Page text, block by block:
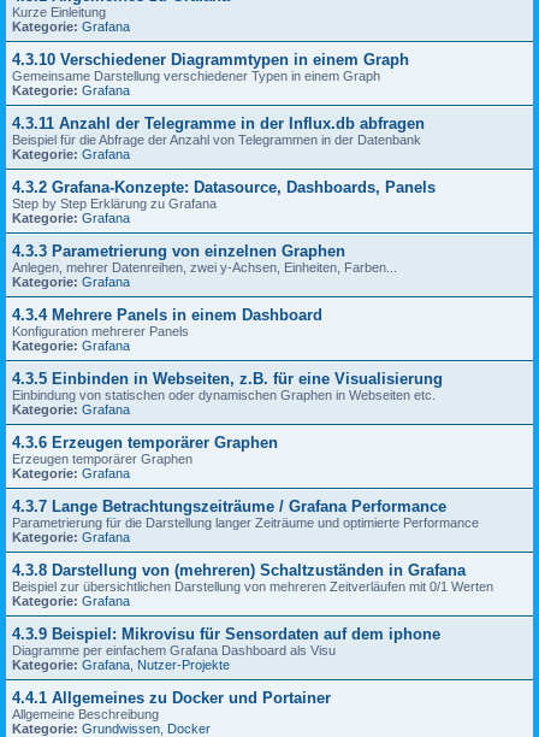
Kurze Einleitung
Kategorie: Grafana
4.3.10 Verschiedener Diagrammtypen in einem Graph
Gemeinsame Darstellung verschiedener Typen in einem Graph
Kategorie: Grafana
4.3.11 Anzahl der Telegramme in der Influx.db abfragen
Beispiel für die Abfrage der Anzahl von Telegrammen in der Datenbank
Kategorie: Grafana
4.3.2 Grafana-Konzepte: Datasource, Dashboards, Panels
Step by Step Erklärung zu Grafana
Kategorie: Grafana
4.3.3 Parametrierung von einzelnen Graphen
Anlegen, mehrer Datenreihen, zwei y-Achsen, Einheiten, Farben...
Kategorie: Grafana
4.3.4 Mehrere Panels in einem Dashboard
Konfiguration mehrerer Panels
Kategorie: Grafana
4.3.5 Einbinden in Webseiten, z.B. für eine Visualisierung
Einbindung von statischen oder dynamischen Graphen in Webseiten etc.
Kategorie: Grafana
4.3.6 Erzeugen temporärer Graphen
Erzeugen temporärer Graphen
Kategorie: Grafana
4.3.7 Lange Betrachtungszeiträume / Grafana Performance
Parametrierung für die Darstellung langer Zeiträume und optimierte Performance
Kategorie: Grafana
4.3.8 Darstellung von (mehreren) Schaltzuständen in Grafana
Beispiel zur übersichtlichen Darstellung von mehreren Zeitverläufen mit 0/1 Werten
Kategorie: Grafana
4.3.9 Beispiel: Mikrovisu für Sensordaten auf dem iphone
Diagramme per einfachem Grafana Dashboard als Visu
Kategorie: Grafana Nutzer-Projekte
4.4.1 Allgemeines zu Docker und Portainer
Allgemeine Beschreibung
Kategorie: Grundwissen Docker